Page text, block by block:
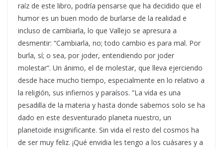
raíz de este libro, podría pensarse que ha decidido que el
humor es un buen modo de burlarse de la realidad e
incluso de cambiarla, lo que Vallejo se apresura a
desmentir: “Cambiarla, no; todo cambio es para mal. Por
burla, sí; o sea, por joder, entendiendo por joder
molestar”. Un ánimo, el de molestar, que lleva ejerciendo
desde hace mucho tiempo, especialmente en lo relativo a
la religión, sus infiernos y paraísos. ”La vida es una
pesadilla de la materia y hasta donde sabemos solo se ha
dado en este desventurado planeta nuestro, un
planetoide insignificante. Sin vida el resto del cosmos ha
de ser muy feliz. ¡Qué envidia les tengo a los cuásares y a